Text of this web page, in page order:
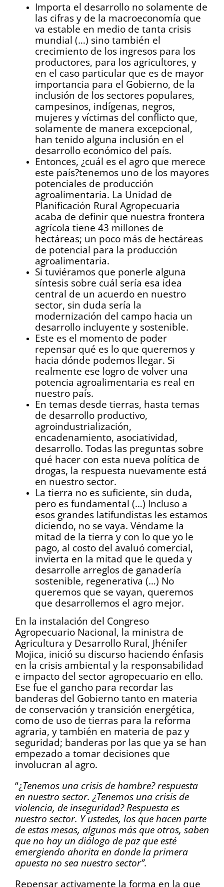
Importa el desarrollo no solamente de
las cifras y de la macroeconomía que
va estable en medio de tanta crisis
mundial (…) sino también el
crecimiento de los ingresos para los
productores, para los agricultores, y
en el caso particular que es de mayor
importancia para el Gobierno, de la
inclusión de los sectores populares,
campesinos, indígenas, negros,
mujeres y víctimas del conflicto que,
solamente de manera excepcional,
han tenido alguna inclusión en el
desarrollo económico del país.
Entonces, ¿cuál es el agro que merece
este país?tenemos uno de los mayores
potenciales de producción
agroalimentaria. La Unidad de
Planificación Rural Agropecuaria
acaba de definir que nuestra frontera
agrícola tiene 43 millones de
hectáreas; un poco más de hectáreas
de potencial para la producción
agroalimentaria.
Si tuviéramos que ponerle alguna
síntesis sobre cuál sería esa idea
central de un acuerdo en nuestro
sector, sin duda sería la
modernización del campo hacia un
desarrollo incluyente y sostenible.
Este es el momento de poder
repensar qué es lo que queremos y
hacia dónde podemos llegar. Si
realmente ese logro de volver una
potencia agroalimentaria es real en
nuestro país.
En temas desde tierras, hasta temas
de desarrollo productivo,
agroindustrialización,
encadenamiento, asociatividad,
desarrollo. Todas las preguntas sobre
qué hacer con esta nueva política de
drogas, la respuesta nuevamente está
en nuestro sector.
La tierra no es suficiente, sin duda,
pero es fundamental (…) Incluso a
esos grandes latifundistas les estamos
diciendo, no se vaya. Véndame la
mitad de la tierra y con lo que yo le
pago, al costo del avaluó comercial,
invierta en la mitad que le queda y
desarrolle arreglos de ganadería
sostenible, regenerativa (…) No
queremos que se vayan, queremos
que desarrollemos el agro mejor.
En la instalación del Congreso
Agropecuario Nacional, la ministra de
Agricultura y Desarrollo Rural, Jhénifer
Mojica, inició su discurso haciendo énfasis
en la crisis ambiental y la responsabilidad
e impacto del sector agropecuario en ello.
Ese fue el gancho para recordar las
banderas del Gobierno tanto en materia
de conservación y transición energética,
como de uso de tierras para la reforma
agraria, y también en materia de paz y
seguridad; banderas por las que ya se han
empezado a tomar decisiones que
involucran al agro.
“¿Tenemos una crisis de hambre? respuesta
en nuestro sector. ¿Tenemos una crisis de
violencia, de inseguridad? Respuesta es
nuestro sector. Y ustedes, los que hacen parte
de estas mesas, algunos más que otros, saben
que no hay un diálogo de paz que esté
emergiendo ahorita en donde la primera
apuesta no sea nuestro sector”.
Repensar activamente la forma en la que